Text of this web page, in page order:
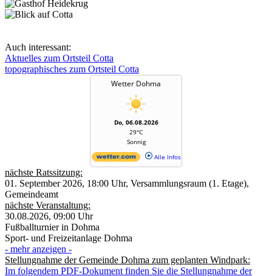
Auch interessant:
Aktuelles zum Ortsteil Cotta
topographisches zum Ortsteil Cotta
Wetter Dohma
Do, 06.08.2026
29°C
Sonnig
Alle Infos
nächste Ratssitzung:
01. September 2026, 18:00 Uhr, Versammlungsraum (1. Etage),
Gemeindeamt
nächste Veranstaltung:
30.08.2026, 09:00 Uhr
Fußballturnier in Dohma
Sport- und Freizeitanlage Dohma
- mehr anzeigen -
Stellungnahme der Gemeinde Dohma zum geplanten Windpark:
Im folgendem PDF-Dokument finden Sie die Stellungnahme der